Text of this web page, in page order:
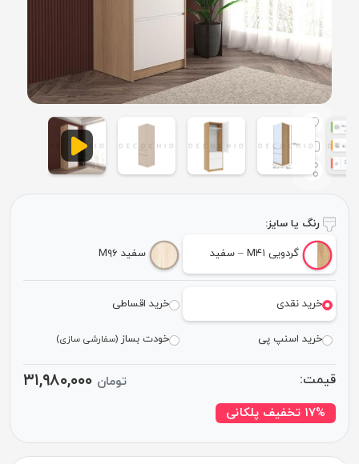
رنگ یا سایز:
گردویی M۴۱ – سفید سفید M۹۶
خرید نقدی خرید اقساطی
خرید اسنپ پی خودت بساز(سفارشی سازی)
قیمت: تومان ۳۱,۹۸۰,۰۰۰
۱۷% تخفیف پلکانی